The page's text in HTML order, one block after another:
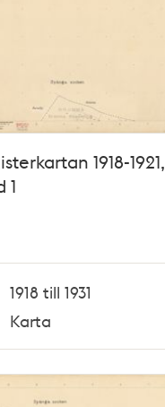
1918-1921,
1
1918 till 1931
Karta